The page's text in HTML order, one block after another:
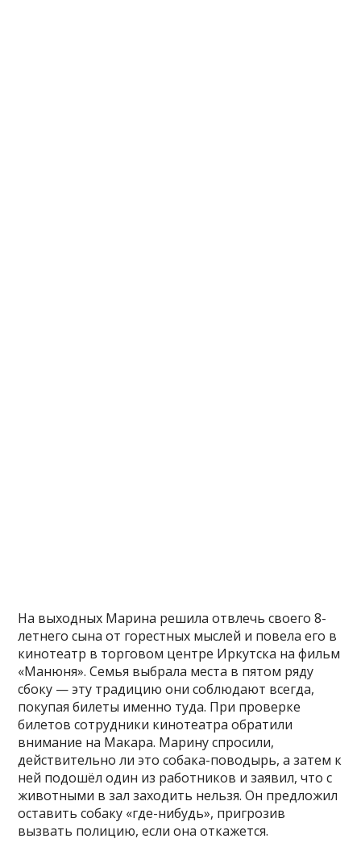
На выходных Марина решила отвлечь своего 8-
летнего сына от горестных мыслей и повела его в
кинотеатр в торговом центре Иркутска на фильм
«Манюня». Семья выбрала места в пятом ряду
сбоку — эту традицию они соблюдают всегда,
покупая билеты именно туда. При проверке
билетов сотрудники кинотеатра обратили
внимание на Макара. Марину спросили,
действительно ли это собака-поводырь, а затем к
ней подошёл один из работников и заявил, что с
животными в зал заходить нельзя. Он предложил
оставить собаку «где-нибудь», пригрозив
вызвать полицию, если она откажется.